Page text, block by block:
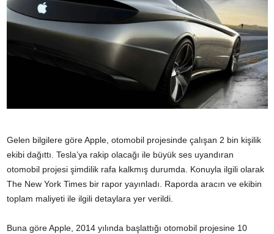
Gelen bilgilere göre Apple, otomobil projesinde çalışan 2 bin kişilik
ekibi dağıttı. Tesla’ya rakip olacağı ile büyük ses uyandıran
otomobil projesi şimdilik rafa kalkmış durumda. Konuyla ilgili olarak
The New York Times bir rapor yayınladı. Raporda aracın ve ekibin
toplam maliyeti ile ilgili detaylara yer verildi.
Buna göre Apple, 2014 yılında başlattığı otomobil projesine 10